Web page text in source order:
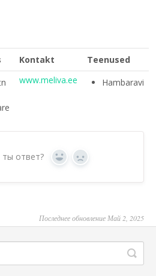
Kontakt
Teenused
www.meliva.ee Hambaravi
ты ответ? Yes No
Последнее обновление Май 2, 2025